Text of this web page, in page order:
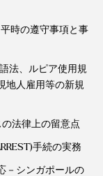
時の遵守事項と事
法、ルピア使用規
地人雇用等の新規
法律上の留意点
手続の実務
－シンガポールの